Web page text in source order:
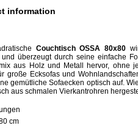
information
Couchtisch OSSA 80x80
und überzeugt durch seine einfache
aus Holz und Metall hervor, ohne
große Ecksofas und
gemütliche Sofaecken optisch auf.
aus schmalen Vierkantrohren
cm